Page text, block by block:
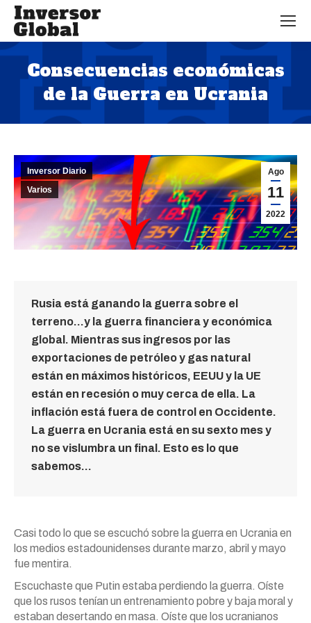
Consecuencias económicas
de la Guerra en Ucrania
Estás aquí:
Ago
11
2022
Inversor Diario
Varios
Rusia está ganando la guerra sobre el
terreno…y la guerra financiera y económica
global. Mientras sus ingresos por las
exportaciones de petróleo y gas natural
están en máximos históricos, EEUU y la UE
están en recesión o muy cerca de ella. La
inflación está fuera de control en Occidente.
La guerra en Ucrania está en su sexto mes y
no se vislumbra un final. Esto es lo que
sabemos…
Casi todo lo que se escuchó sobre la guerra en Ucrania en
los medios estadounidenses durante marzo, abril y mayo
fue mentira.
Escuchaste que Putin estaba perdiendo la guerra. Oíste
que los rusos tenían un entrenamiento pobre y baja moral y
estaban desertando en masa. Oíste que los ucranianos